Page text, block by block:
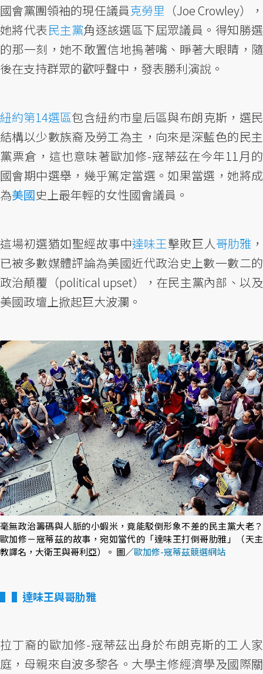
國會黨團領袖的現任議員克勞里 （Joe Crowley），
她將代表民主黨角逐該選區下屆眾議員。得知勝選
的那一刻，她不敢置信地摀著嘴、睜著大眼睛，隨
後在支持群眾的歡呼聲中，發表勝利演說。
紐約第14選區包含紐約市皇后區與布朗克斯，選民
結構以少數族裔及勞工為主，向來是深藍色的民主
黨票倉，這也意味著歐加修-寇蒂茲在今年11月的
國會期中選舉，幾乎篤定當選。如果當選，她將成
為美國史上最年輕的女性國會議員。
這場初選猶如聖經故事中達味王擊敗巨人哥肋雅，
已被多數媒體評論為美國近代政治史上數一數二的
政治顛覆（political upset），在民主黨內部、以及
美國政壇上掀起巨大波瀾。
毫無政治籌碼與人脈的小蝦米，竟能駁倒形象不差的民主黨大老？
歐加修－寇蒂茲的故事，宛如當代的「達味王打倒哥肋雅」（天主
教譯名，大衛王與哥利亞）。 圖／歐加修-寇蒂茲競選網站
▌達味王與哥肋雅
拉丁裔的歐加修-寇蒂茲出身於布朗克斯的工人家
庭，母親來自波多黎各。大學主修經濟學及國際關